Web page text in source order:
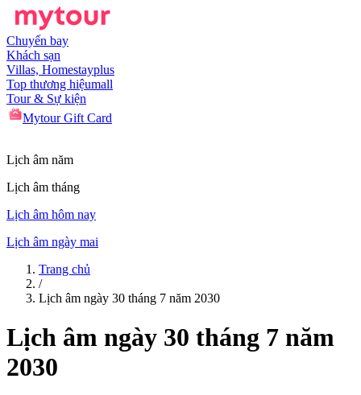
Chuyến bay
Khách sạn
Villas, Homestayplus
Top thương hiệumall
Tour & Sự kiện
Mytour Gift Card
Lịch âm năm
Lịch âm tháng
Lịch âm hôm nay
Lịch âm ngày mai
Trang chủ
/
Lịch âm ngày 30 tháng 7 năm 2030
Lịch âm ngày 30 tháng 7 năm
2030